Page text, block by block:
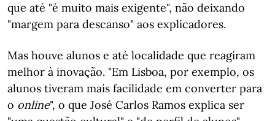
que até "é muito mais exigente", não deixando
"margem para descanso" aos explicadores.
Mas houve alunos e até localidade que reagiram
melhor à inovação. "Em Lisboa, por exemplo, os
alunos tiveram mais facilidade em converter para
o online", o que José Carlos Ramos explica ser